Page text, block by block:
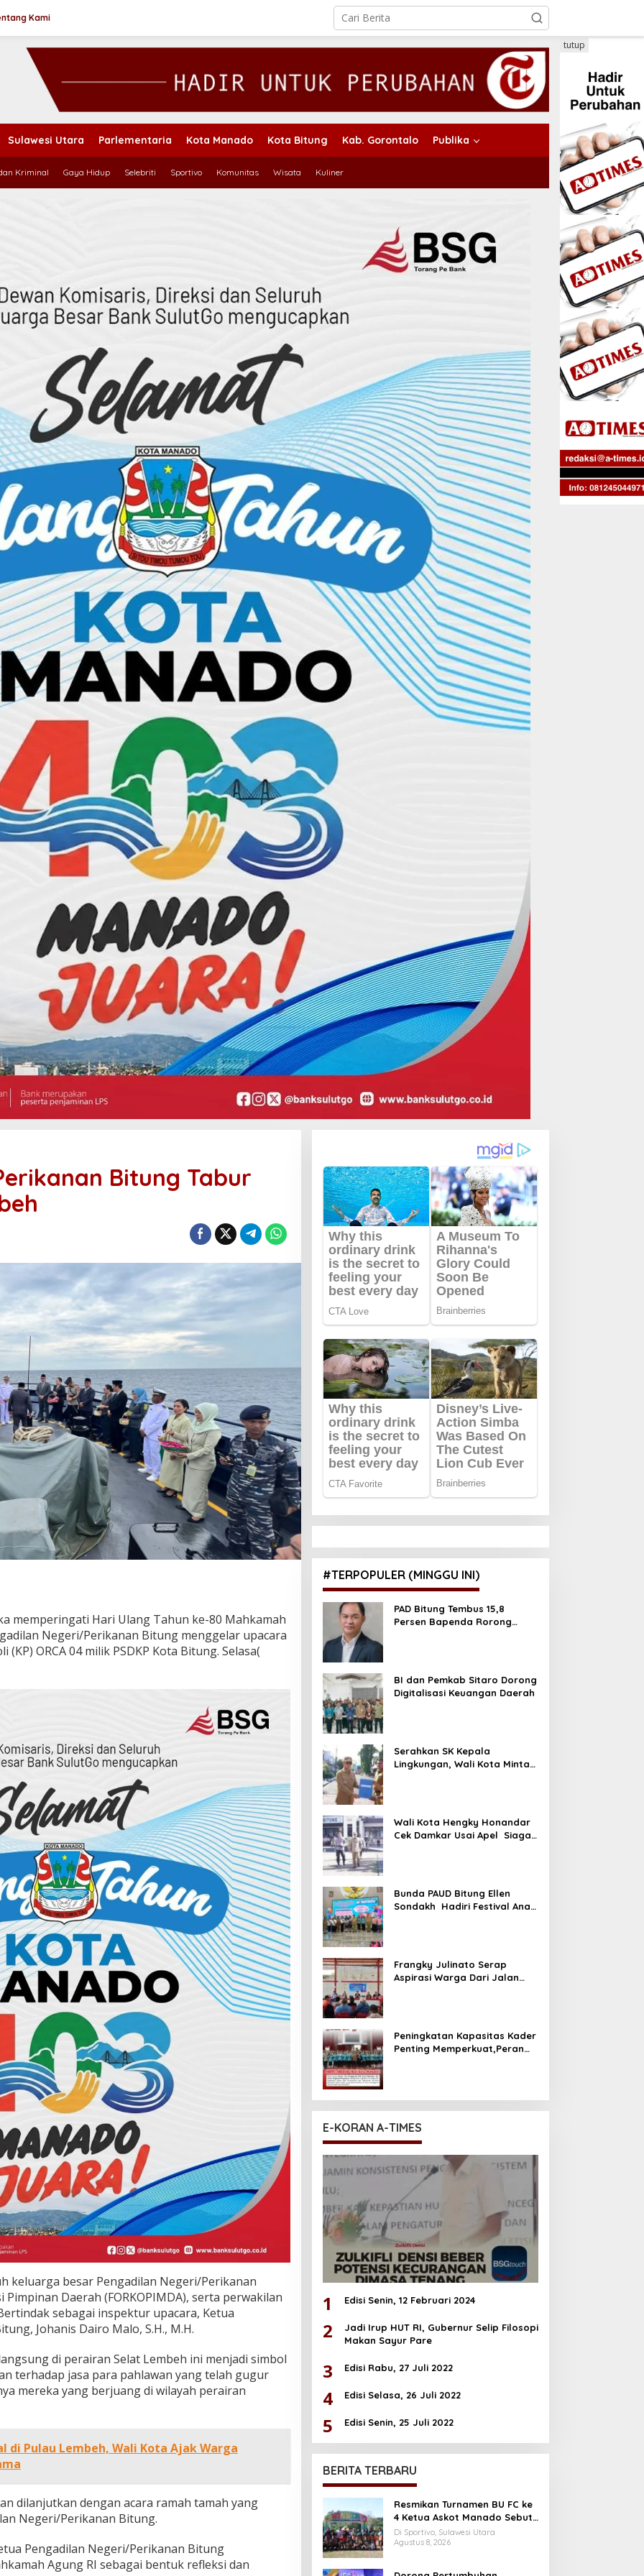
Kami
Sulawesi Utara Parlementaria Kota Manado Kota Bitung Kab. Gorontalo Publika
Kriminal Gaya Hidup Selebriti Sportivo Komunitas Wisata Kuliner
tutup
Bitung Tabur
memperingati Hari Ulang Tahun ke-80 Mahkamah
Negeri/Perikanan Bitung menggelar upacara
ORCA 04 milik PSDKP Kota Bitung. Selasa(
keluarga besar Pengadilan Negeri/Perikanan
Daerah (FORKOPIMDA), serta perwakilan
sebagai inspektur upacara, Ketua
Johanis Dairo Malo, S.H., M.H.
di perairan Selat Lembeh ini menjadi simbol
terhadap jasa para pahlawan yang telah gugur
mereka yang berjuang di wilayah perairan
di Pulau Lembeh, Wali Kota Ajak Warga
dilanjutkan dengan acara ramah tamah yang
Negeri/Perikanan Bitung.
Pengadilan Negeri/Perikanan Bitung
Agung RI sebagai bentuk refleksi dan
#TERPOPULER (MINGGU INI)
PAD Bitung Tembus 15,8
Persen Bapenda Rorong
BI dan Pemkab Sitaro Dorong
Digitalisasi Keuangan Daerah
Serahkan SK Kepala
Lingkungan, Wali Kota Minta
Wali Kota Hengky Honandar
Cek Damkar Usai Apel Siaga
Bunda PAUD Bitung Ellen
Sondakh Hadiri Festival Anak
Frangky Julinato Serap
Aspirasi Warga Dari Jalan
Peningkatan Kapasitas Kader
Penting Memperkuat,Peran
E-KORAN A-TIMES
1 Edisi Senin, 12 Februari 2024
2
Jadi Irup HUT RI, Gubernur Selip Filosopi
Makan Sayur Pare
3 Edisi Rabu, 27 Juli 2022
4 Edisi Selasa, 26 Juli 2022
5 Edisi Senin, 25 Juli 2022
BERITA TERBARU
Resmikan Turnamen BU FC ke
4 Ketua Askot Manado Sebut
Iven Makin Profesional
Di Sportivo, Sulawesi Utara
Agustus 8, 2026